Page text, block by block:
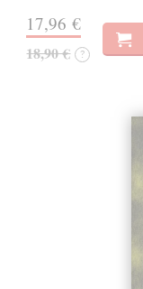
17,96 €
18,90 € ?